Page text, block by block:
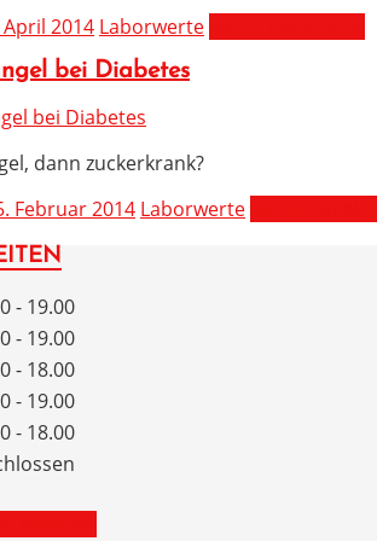
April 2014 Laborwerte
bei Diabetes
dann zuckerkrank?
Februar 2014 Laborwerte
- 19.00
- 19.00
- 18.00
- 19.00
- 18.00